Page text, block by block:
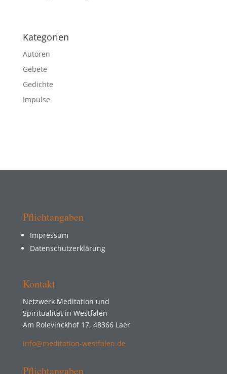
Kategorien
Autoren
Gebete
Gedichte
Impulse
Pflichtangaben
Impressum
Datenschutzerklärung
Kontakt
Netzwerk Meditation und
Spiritualität in Westfalen
Am Rolevinckhof 17, 48366 Laer
info@meditation-westfalen.de
Pflichtangaben